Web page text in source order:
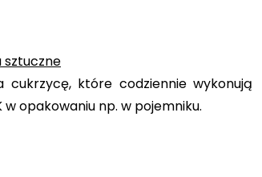
sztuczne
które codziennie wykonują
opakowaniu np. w pojemniku.